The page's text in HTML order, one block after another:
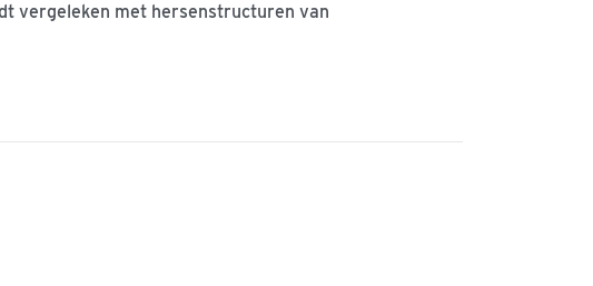
vergeleken met hersenstructuren van